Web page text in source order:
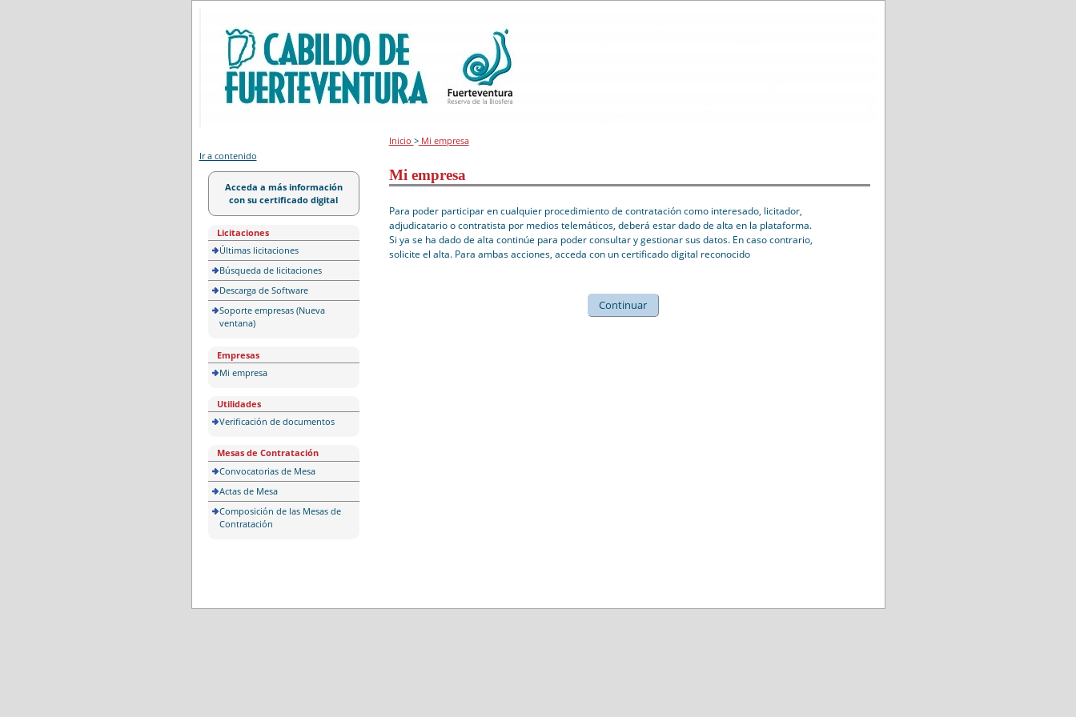
Ir a contenido
Acceda a más información
con su certificado digital
Licitaciones
Últimas licitaciones
Búsqueda de licitaciones
Descarga de Software
Soporte empresas (Nueva
ventana)
Empresas
Mi empresa
Utilidades
Verificación de documentos
Mesas de Contratación
Convocatorias de Mesa
Actas de Mesa
Composición de las Mesas de
Contratación
Inicio >Mi empresa
Mi empresa
Para poder participar en cualquier procedimiento de contratación como interesado, licitador,
adjudicatario o contratista por medios telemáticos, deberá estar dado de alta en la plataforma.
Si ya se ha dado de alta continúe para poder consultar y gestionar sus datos. En caso contrario,
solicite el alta. Para ambas acciones, acceda con un certificado digital reconocido
Continuar